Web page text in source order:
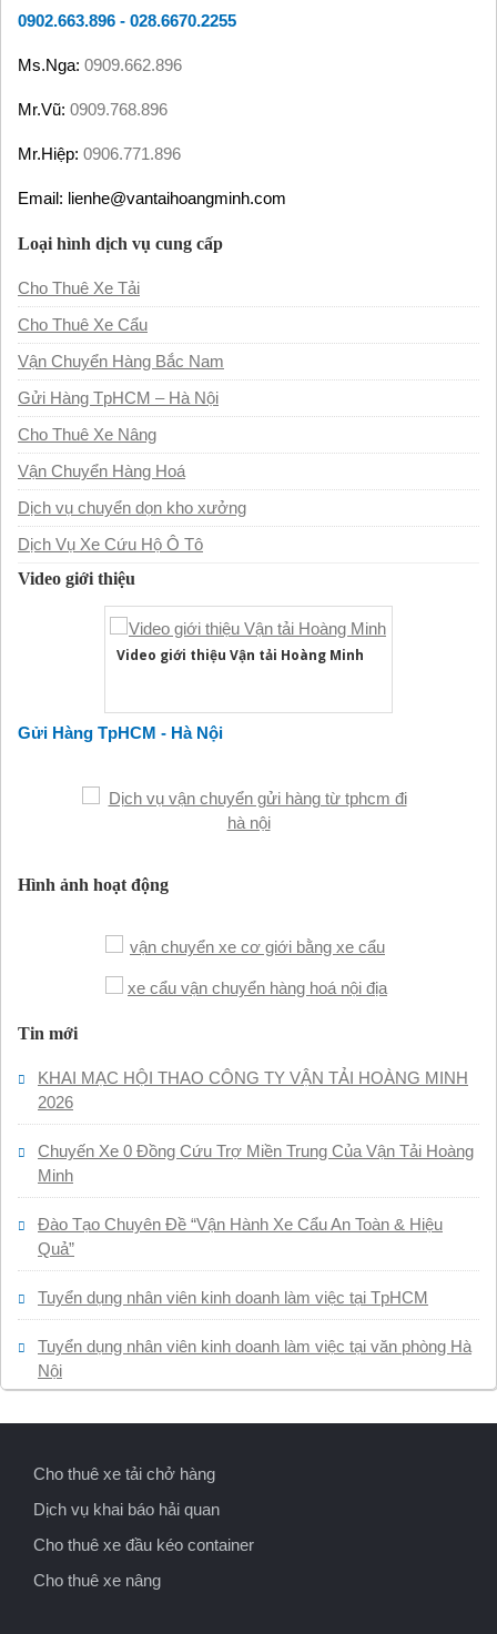
0902.663.896 - 028.6670.2255
Ms.Nga: 0909.662.896
Mr.Vũ: 0909.768.896
Mr.Hiệp: 0906.771.896
Email: lienhe@vantaihoangminh.com
Loại hình dịch vụ cung cấp
Cho Thuê Xe Tải
Cho Thuê Xe Cẩu
Vận Chuyển Hàng Bắc Nam
Gửi Hàng TpHCM – Hà Nội
Cho Thuê Xe Nâng
Vận Chuyển Hàng Hoá
Dịch vụ chuyển dọn kho xưởng
Dịch Vụ Xe Cứu Hộ Ô Tô
Video giới thiệu
Video giới thiệu Vận tải Hoàng Minh
Gửi Hàng TpHCM - Hà Nội
Hình ảnh hoạt động
Tin mới
KHAI MẠC HỘI THAO CÔNG TY VẬN TẢI HOÀNG MINH
2026
Chuyến Xe 0 Đồng Cứu Trợ Miền Trung Của Vận Tải Hoàng
Minh
Đào Tạo Chuyên Đề “Vận Hành Xe Cẩu An Toàn & Hiệu
Quả”
Tuyển dụng nhân viên kinh doanh làm việc tại TpHCM
Tuyển dụng nhân viên kinh doanh làm việc tại văn phòng Hà
Nội
Cho thuê xe tải chở hàng
Dịch vụ khai báo hải quan
Cho thuê xe đầu kéo container
Cho thuê xe nâng